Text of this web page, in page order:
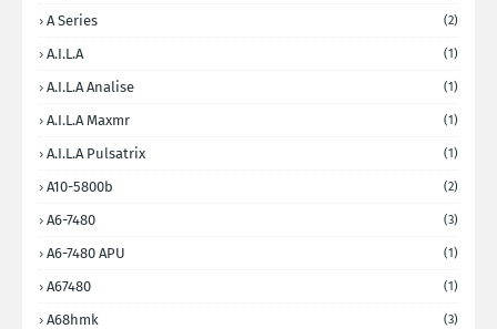
A Series (2)
A.I.L.A (1)
A.I.L.A Analise (1)
A.I.L.A Maxmr (1)
A.I.L.A Pulsatrix (1)
A10-5800b (2)
A6-7480 (3)
A6-7480 APU (1)
A67480 (1)
A68hmk (3)